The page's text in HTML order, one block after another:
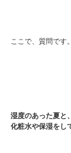
ここで、質問です。
湿度のあった夏と
化粧水や保湿をし